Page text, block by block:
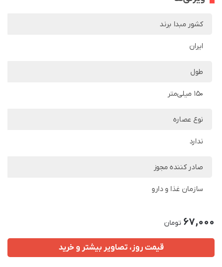
کشور مبدا برند
ایران
طول
150 میلی‌متر
نوع عصاره
ندارد
صادر کننده مجوز
سازمان غذا و دارو
67,000 تومان
قیمت روز، تصاویر بیشتر و خرید